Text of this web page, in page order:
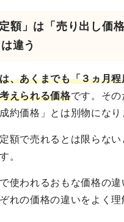
額」は「売り出し価
違う
、あくまでも「３ヵ月
えられる価格です。その
約価格」とは別物になり
額で売れるとは限らない
。
使われるおもな価格の違
れの価格の違いをよく理